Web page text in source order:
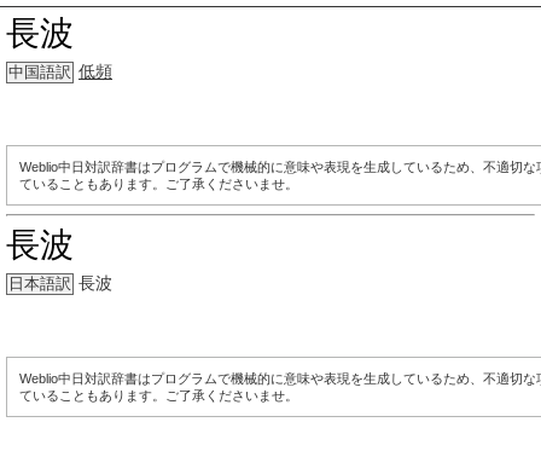
長波
中国語訳 低頻
Weblio中日対訳辞書はプログラムで機械的に意味や表現を生成しているため、不適切な
ていることもあります。ご了承くださいませ。
長波
日本語訳 長波
Weblio中日対訳辞書はプログラムで機械的に意味や表現を生成しているため、不適切な
ていることもあります。ご了承くださいませ。